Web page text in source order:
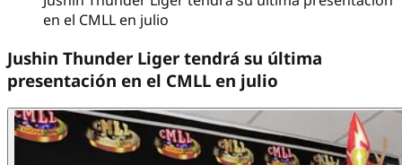
en el CMLL en julio
Jushin Thunder Liger tendrá su última
presentación en el CMLL en julio